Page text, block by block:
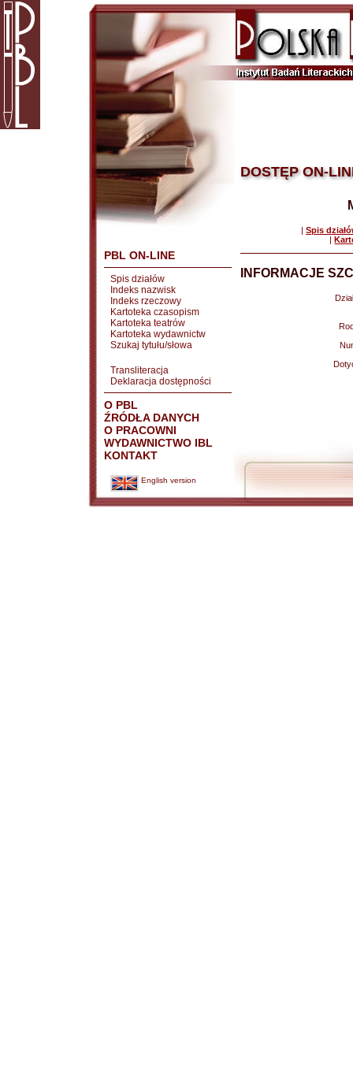
PBL ON-LINE
Spis działów
Indeks nazwisk
Indeks rzeczowy
Kartoteka czasopism
Kartoteka teatrów
Kartoteka wydawnictw
Szukaj tytułu/słowa
Transliteracja
Deklaracja dostępności
O PBL
ŹRÓDŁA DANYCH
O PRACOWNI
WYDAWNICTWO IBL
KONTAKT
English version
DOSTĘP ON-
| Spis
|
INFORMACJE